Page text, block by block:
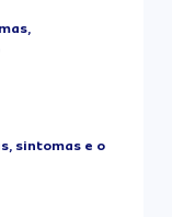
sintomas e o